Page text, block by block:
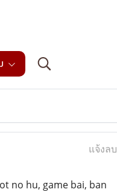
แจ้งลบ
no hu, game bai, ban